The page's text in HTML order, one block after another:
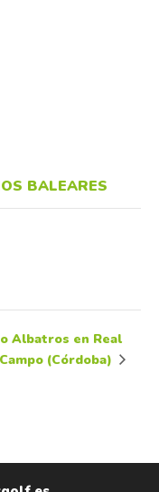
BALEARES
Albatros en Real
(Córdoba)